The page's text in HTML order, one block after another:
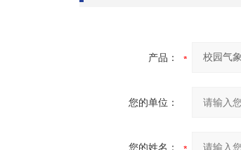
产品：
您的单位：
您的姓名：